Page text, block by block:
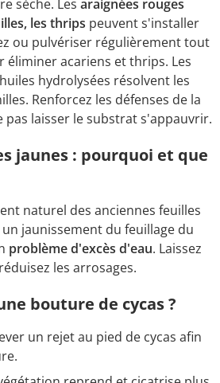
sèche. Les araignées rouges
les thrips peuvent s'installer
ou pulvériser régulièrement tout
éliminer acariens et thrips. Les
hydrolysées résolvent les
Renforcez les défenses de la
pas laisser le substrat s'appauvrir.
jaunes : pourquoi et que
naturel des anciennes feuilles
jaunissement du feuillage du
problème d'excès d'eau. Laissez
les arrosages.
bouture de cycas ?
un rejet au pied de cycas afin